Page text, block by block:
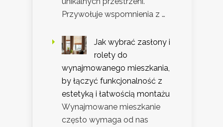
Przywołuje wspomnienia z …
Jak wybrać zasłony i
rolety do
wynajmowanego mieszkania,
by łączyć funkcjonalność z
estetyką i łatwością montażu
Wynajmowane mieszkanie
często wymaga od nas